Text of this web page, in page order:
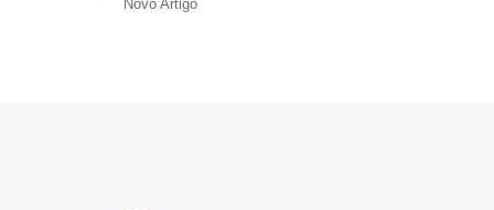
Novo Artigo